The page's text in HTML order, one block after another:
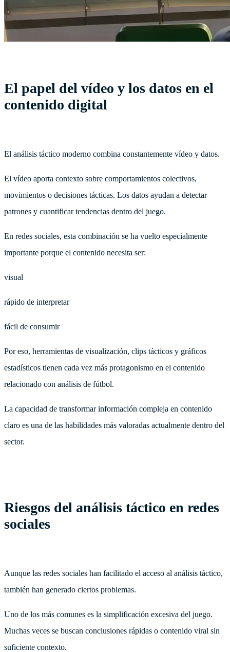
El papel del vídeo y los datos en el
contenido digital
El análisis táctico moderno combina constantemente vídeo y datos.
El vídeo aporta contexto sobre comportamientos colectivos,
movimientos o decisiones tácticas. Los datos ayudan a detectar
patrones y cuantificar tendencias dentro del juego.
En redes sociales, esta combinación se ha vuelto especialmente
importante porque el contenido necesita ser:
visual
rápido de interpretar
fácil de consumir
Por eso, herramientas de visualización, clips tácticos y gráficos
estadísticos tienen cada vez más protagonismo en el contenido
relacionado con análisis de fútbol.
La capacidad de transformar información compleja en contenido
claro es una de las habilidades más valoradas actualmente dentro del
sector.
Riesgos del análisis táctico en redes
sociales
Aunque las redes sociales han facilitado el acceso al análisis táctico,
también han generado ciertos problemas.
Uno de los más comunes es la simplificación excesiva del juego.
Muchas veces se buscan conclusiones rápidas o contenido viral sin
suficiente contexto.